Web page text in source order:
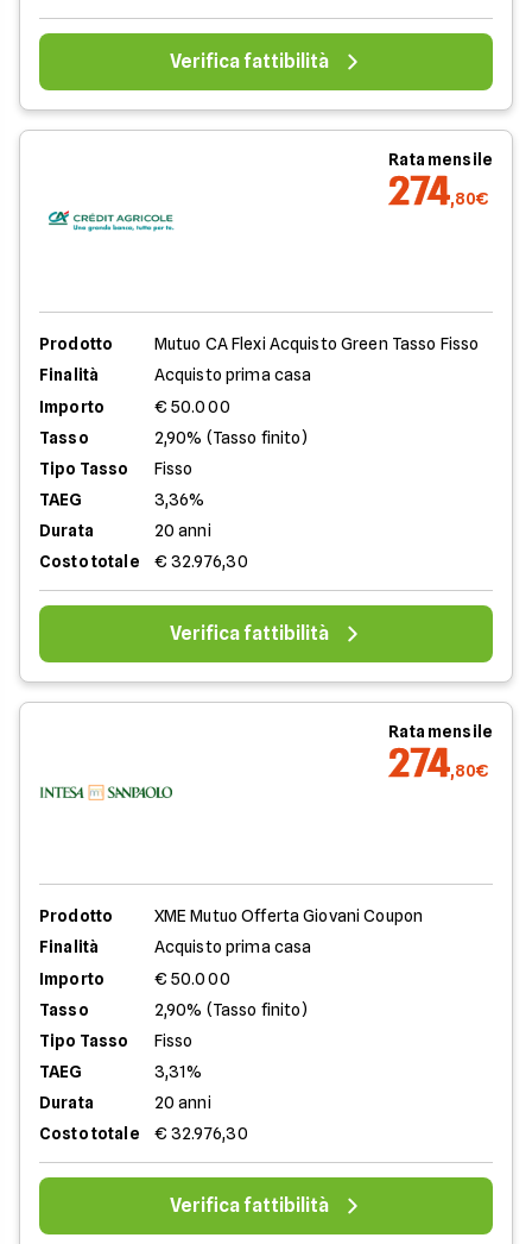
Verifica fattibilità
Rata mensile
274,80€
Prodotto
Mutuo CA Flexi Acquisto Green Tasso Fisso
Finalità
Acquisto prima casa
Importo
€ 50.000
Tasso
2,90% (Tasso finito)
Tipo Tasso
Fisso
TAEG
3,36%
Durata
20 anni
Costo totale
€ 32.976,30
Verifica fattibilità
Rata mensile
274,80€
Prodotto
XME Mutuo Offerta Giovani Coupon
Finalità
Acquisto prima casa
Importo
€ 50.000
Tasso
2,90% (Tasso finito)
Tipo Tasso
Fisso
TAEG
3,31%
Durata
20 anni
Costo totale
€ 32.976,30
Verifica fattibilità